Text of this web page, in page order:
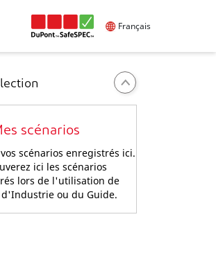
Français
scénarios
scénarios enregistrés ici.
ici les scénarios
lors de l'utilisation de
d'Industrie ou du Guide.